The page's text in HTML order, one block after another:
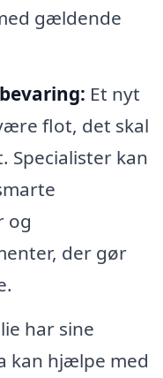
gældende
Et nyt
flot, det skal
Specialister kan
og
der gør
har sine
kan hjælpe med